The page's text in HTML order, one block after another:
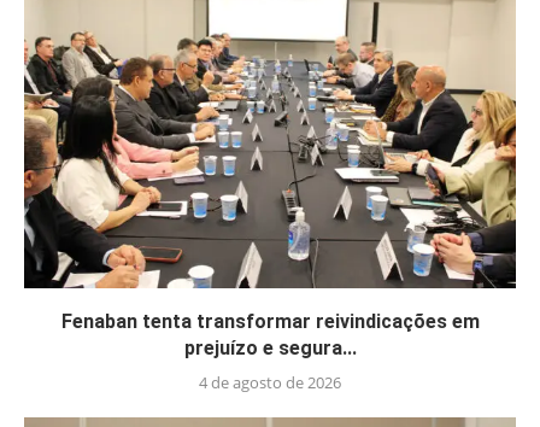
Fenaban tenta transformar reivindicações em
prejuízo e segura...
4 de agosto de 2026